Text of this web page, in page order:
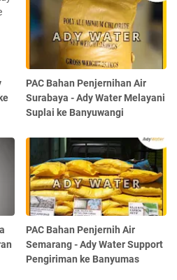
PAC Bahan Penjernihan Air
Surabaya - Ady Water Melayani
Suplai ke Banyuwangi
PAC Bahan Penjernih Air
Semarang - Ady Water Support
Pengiriman ke Banyumas